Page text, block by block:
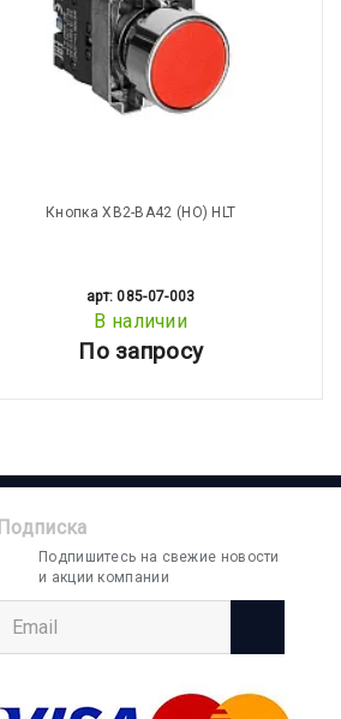
Кнопка XB2-BA42 (НО) HLT
арт: 085-07-003
В наличии
По запросу
Подписка
Подпишитесь на свежие новости
и акции компании